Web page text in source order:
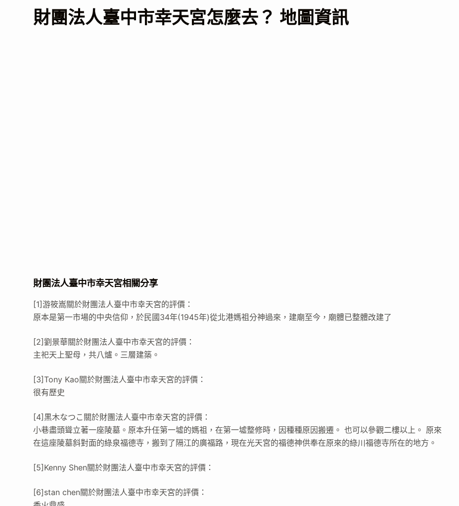
財團法人臺中市幸天宮怎麼去？ 地圖資訊
財團法人臺中市幸天宮相關分享
[1]游筱嵩關於財團法人臺中市幸天宮的評價：
原本是第一市場的中央信仰，於民國34年(1945年)從北港媽祖分神過來，建廟至今，廟體已整體改建了
[2]劉景華關於財團法人臺中市幸天宮的評價：
主祀天上聖母，共八爐。三層建築。
[3]Tony Kao關於財團法人臺中市幸天宮的評價：
很有歷史
[4]黒木なつこ關於財團法人臺中市幸天宮的評價：
小巷盡頭聳立著一座陵墓。原本升任第一墟的媽祖，在第一墟整修時，因種種原因搬遷。 也可以參觀二樓以上。 原來
在這座陵墓斜對面的綠泉福德寺，搬到了隔江的廣福路，現在光天宮的福德神供奉在原來的綠川福德寺所在的地方。
[5]Kenny Shen關於財團法人臺中市幸天宮的評價：
[6]stan chen關於財團法人臺中市幸天宮的評價：